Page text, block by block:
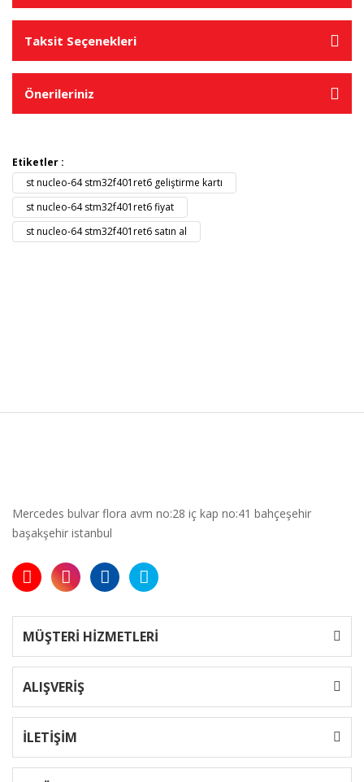
Taksit Seçenekleri
Önerileriniz
Etiketler :
st nucleo-64 stm32f401ret6 geliştirme kartı
st nucleo-64 stm32f401ret6 fiyat
st nucleo-64 stm32f401ret6 satın al
Mercedes bulvar flora avm no:28 iç kap no:41 bahçeşehir
başakşehir istanbul
MÜŞTERİ HİZMETLERİ
ALIŞVERİŞ
İLETİŞİM